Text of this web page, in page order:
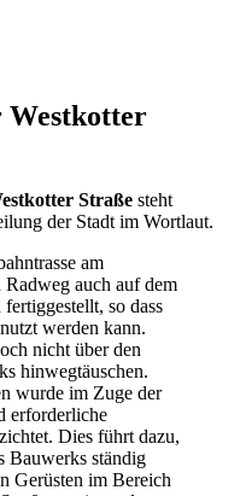
Westkotter
Straße steht
der Stadt im Wortlaut.
am
auch auf dem
so dass
werden kann.
nicht über den
hinwegtäuschen.
wurde im Zuge der
erforderliche
Dies führt dazu,
Bauwerks ständig
Gerüsten im Bereich